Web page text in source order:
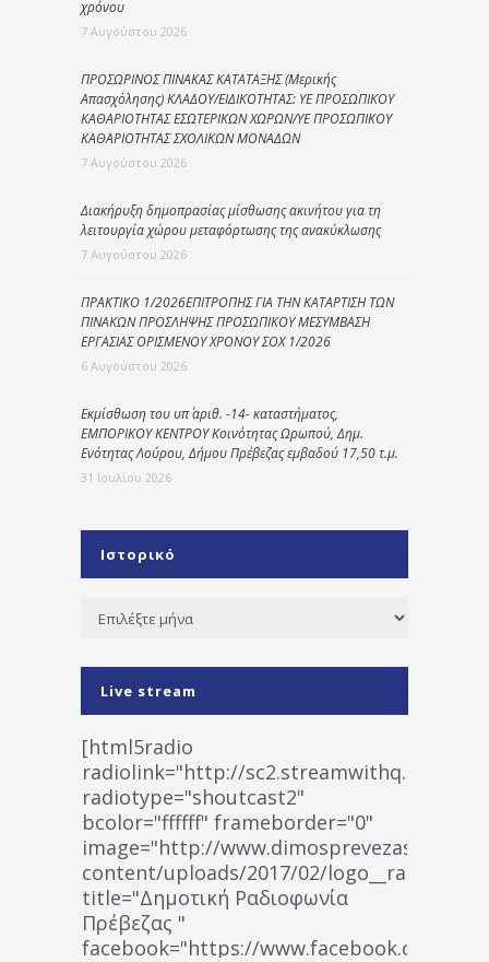
χρόνου
7 Αυγούστου 2026
ΠΡΟΣΩΡΙΝΟΣ ΠΙΝΑΚΑΣ ΚΑΤΑΤΑΞΗΣ (Μερικής
Απασχόλησης) ΚΛΑΔΟΥ/ΕΙΔΙΚΟΤΗΤΑΣ: ΥΕ ΠΡΟΣΩΠΙΚΟΥ
ΚΑΘΑΡΙΟΤΗΤΑΣ ΕΣΩΤΕΡΙΚΩΝ ΧΩΡΩΝ/ΥΕ ΠΡΟΣΩΠΙΚΟΥ
ΚΑΘΑΡΙΟΤΗΤΑΣ ΣΧΟΛΙΚΩΝ ΜΟΝΑΔΩΝ
7 Αυγούστου 2026
Διακήρυξη δημοπρασίας μίσθωσης ακινήτου για τη
λειτουργία χώρου μεταφόρτωσης της ανακύκλωσης
7 Αυγούστου 2026
ΠΡΑΚΤΙΚΟ 1/2026ΕΠΙΤΡΟΠΗΣ ΓΙΑ ΤΗΝ ΚΑΤΑΡΤΙΣΗ ΤΩΝ
ΠΙΝΑΚΩΝ ΠΡΟΣΛΗΨΗΣ ΠΡΟΣΩΠΙΚΟΥ ΜΕΣΥΜΒΑΣΗ
ΕΡΓΑΣΙΑΣ ΟΡΙΣΜΕΝΟΥ ΧΡΟΝΟΥ ΣΟΧ 1/2026
6 Αυγούστου 2026
Εκμίσθωση του υπ΄ αριθ. -14- καταστήματος,
ΕΜΠΟΡΙΚΟΥ ΚΕΝΤΡΟΥ Κοινότητας Ωρωπού, Δημ.
Ενότητας Λούρου, Δήμου Πρέβεζας εμβαδού 17,50 τ.μ.
31 Ιουλίου 2026
Ιστορικό
Ιστορικό
Live stream
[html5radio
radiolink="http://
radiotype="shoutcast2"
bcolor="ffffff" frameborder="0"
image="http://www.dimosprevezas.gr/wp-
content/uploads/2017/02/
title="Δημοτική Ραδιοφωνία
Πρέβεζας "
facebook="https://www.facebook.com/